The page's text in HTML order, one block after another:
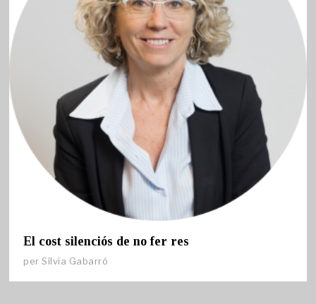
El cost silenciós de no fer res
perSílvia Gabarró